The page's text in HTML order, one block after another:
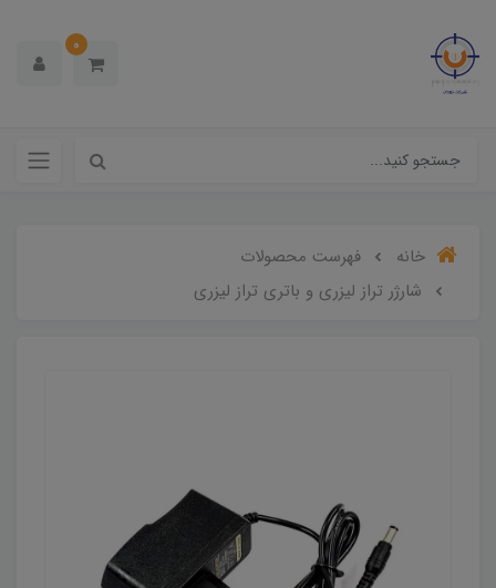
0
خانه
فهرست محصولات
شارژر تراز لیزری و باتری تراز لیزری